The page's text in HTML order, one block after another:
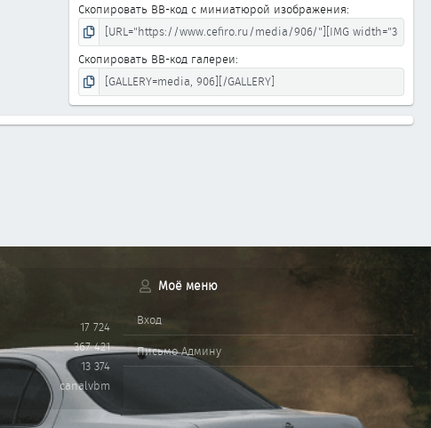
Скопировать BB-код с миниатюрой изображения
Скопировать BB-код галереи
17 724
367 421
13 374
canalvbm
Моё меню
Вход
Письмо Админу